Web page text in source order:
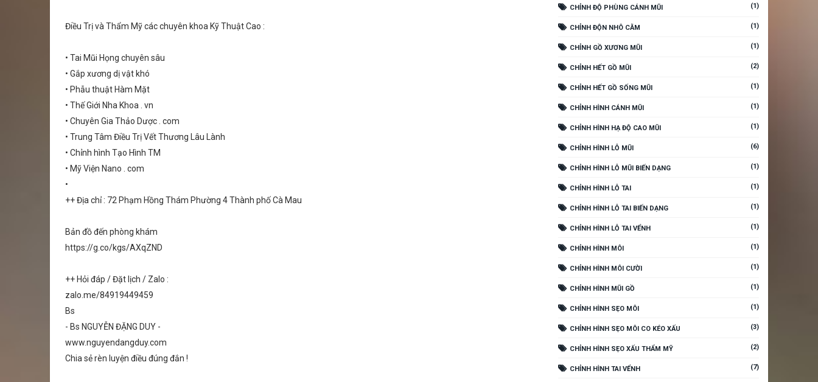
Điều Trị và Thẩm Mỹ các chuyên khoa Kỹ Thuật Cao :
• Tai Mũi Họng chuyên sâu
• Gắp xương dị vật khó
• Phẫu thuật Hàm Mặt
• Thế Giới Nha Khoa . vn
• Chuyên Gia Thảo Dược . com
• Trung Tâm Điều Trị Vết Thương Lâu Lành
• Chỉnh hình Tạo Hình TM
• Mỹ Viện Nano . com
•
++ Địa chỉ : 72 Phạm Hồng Thám Phường 4 Thành phố Cà Mau
Bản đồ đến phòng khám
https://g.co/kgs/AXqZND
++ Hỏi đáp / Đặt lịch / Zalo :
zalo.me/84919449459
Bs
- Bs NGUYỄN ĐẶNG DUY -
www.nguyendangduy.com
Chia sẻ rèn luyện điều đúng đắn !
CHỈNH ĐỘ PHÙNG CÁNH MŨI (1)
CHỈNH ĐỘN NHÔ CẰM (1)
CHỈNH GỒ XƯƠNG MŨI (1)
CHỈNH HẾT GỒ MŨI (2)
CHỈNH HẾT GỒ SỐNG MŨI (1)
CHỈNH HÌNH CÁNH MŨI (1)
CHỈNH HÌNH HẠ ĐỘ CAO MŨI (1)
CHỈNH HÌNH LỖ MŨI (6)
CHỈNH HÌNH LỖ MŨI BIẾN DẠNG (1)
CHỈNH HÌNH LỖ TAI (1)
CHỈNH HÌNH LỖ TAI BIẾN DẠNG (1)
CHỈNH HÌNH LỖ TAI VỂNH (1)
CHỈNH HÌNH MÔI (1)
CHỈNH HÌNH MÔI CƯỜI (1)
CHỈNH HÌNH MŨI GỒ (1)
CHỈNH HÌNH SẸO MÔI (1)
CHỈNH HÌNH SẸO MÔI CO KÉO XẤU (3)
CHỈNH HÌNH SẸO XẤU THẨM MỸ (2)
CHỈNH HÌNH TAI VỂNH (7)